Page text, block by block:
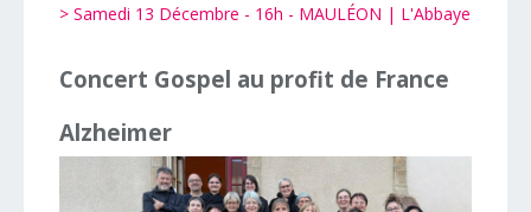
> Samedi 13 Décembre - 16h - MAULÉON | L'Abbaye
Concert Gospel au profit de France
Alzheimer